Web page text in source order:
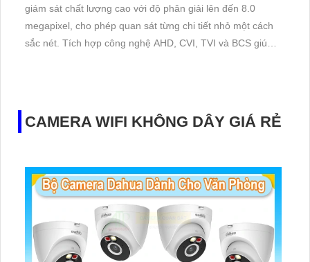
giám sát chất lượng cao với độ phân giải lên đến 8.0
megapixel, cho phép quan sát từng chi tiết nhỏ một cách
sắc nét. Tích hợp công nghệ AHD, CVI, TVI và BCS giúp
CAMERA WIFI KHÔNG DÂY GIÁ RẺ